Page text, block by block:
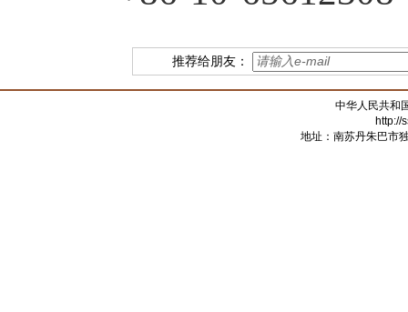
推荐给朋友：
中华人民共和
http://
地址：南苏丹朱巴市